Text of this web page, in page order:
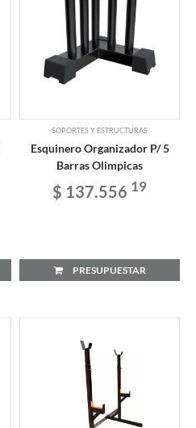
SOPORTES Y ESTRUCTURAS
Esquinero Organizador P/ 5
Barras Olimpicas
$ 137.556 19
PRESUPUESTAR